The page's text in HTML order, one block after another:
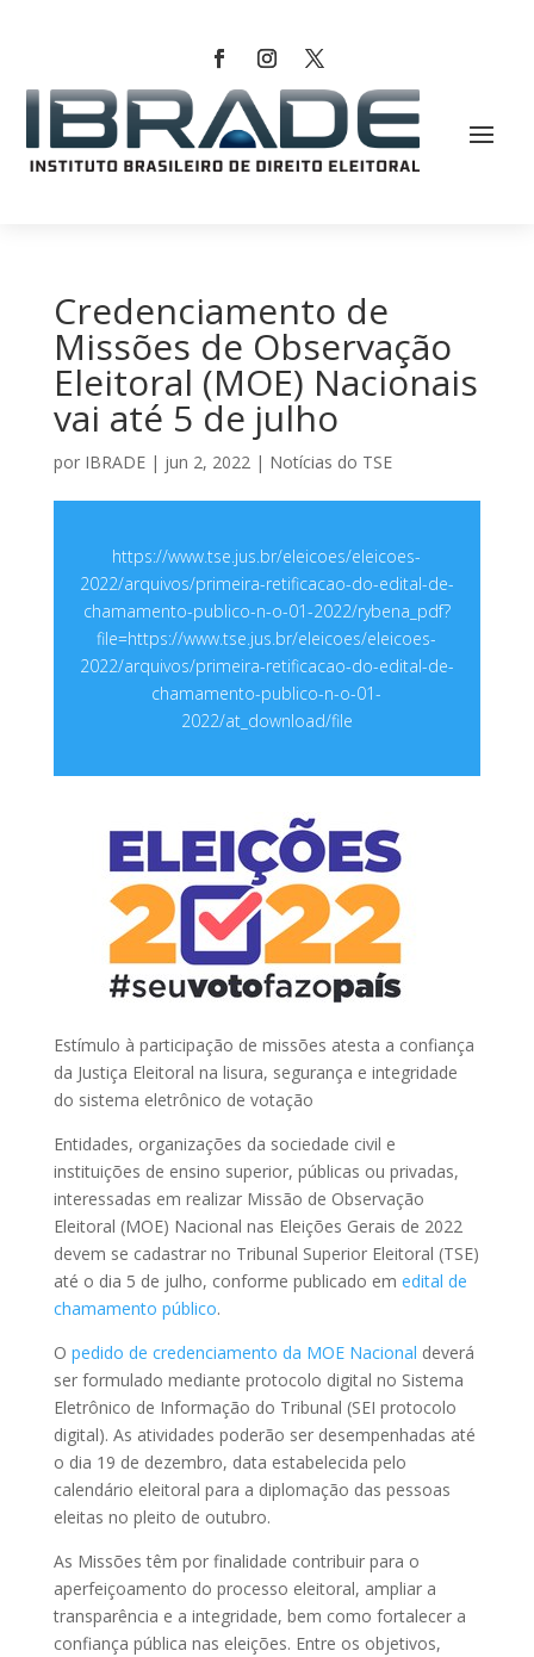
Credenciamento de
Missões de Observação
Eleitoral (MOE) Nacionais
vai até 5 de julho
por IBRADE| jun 2, 2022| Notícias do TSE
https://www.tse.jus.br/eleicoes/eleicoes-
2022/arquivos/primeira-retificacao-do-edital-de-
chamamento-publico-n-o-01-2022/rybena_pdf?
file=https://www.tse.jus.br/eleicoes/eleicoes-
2022/arquivos/primeira-retificacao-do-edital-de-
chamamento-publico-n-o-01-
2022/at_download/file
Estímulo à participação de missões atesta a confiança
da Justiça Eleitoral na lisura, segurança e integridade
do sistema eletrônico de votação
Entidades, organizações da sociedade civil e
instituições de ensino superior, públicas ou privadas,
interessadas em realizar Missão de Observação
Eleitoral (MOE) Nacional nas Eleições Gerais de 2022
devem se cadastrar no Tribunal Superior Eleitoral (TSE)
até o dia 5 de julho, conforme publicado em edital de
chamamento público.
O pedido de credenciamento da MOE Nacional deverá
ser formulado mediante protocolo digital no Sistema
Eletrônico de Informação do Tribunal (SEI protocolo
digital). As atividades poderão ser desempenhadas até
o dia 19 de dezembro, data estabelecida pelo
calendário eleitoral para a diplomação das pessoas
eleitas no pleito de outubro.
As Missões têm por finalidade contribuir para o
aperfeiçoamento do processo eleitoral, ampliar a
transparência e a integridade, bem como fortalecer a
confiança pública nas eleições. Entre os objetivos,